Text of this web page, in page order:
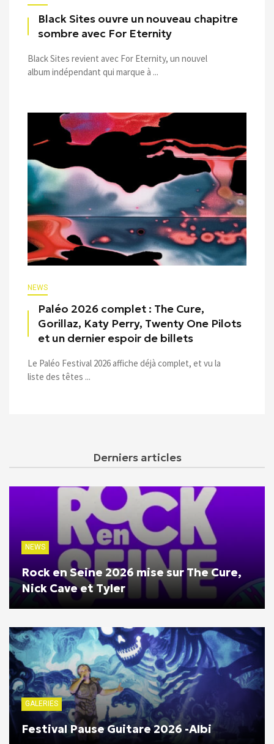
Black Sites ouvre un nouveau chapitre
sombre avec For Eternity
Black Sites revient avec For Eternity, un nouvel
album indépendant qui marque à ...
NEWS
Paléo 2026 complet : The Cure,
Gorillaz, Katy Perry, Twenty One Pilots
et un dernier espoir de billets
Le Paléo Festival 2026 affiche déjà complet, et vu la
liste des têtes ...
Derniers articles
NEWS
Rock en Seine 2026 mise sur The Cure,
Nick Cave et Tyler
GALERIES
Festival Pause Guitare 2026 -Albi